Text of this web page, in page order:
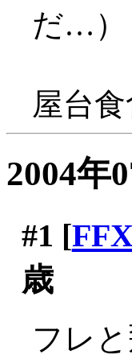
だ…）
屋台
2004年
#1 [
歳
フレ